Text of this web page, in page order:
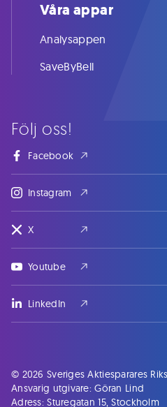
Följ oss!
Facebook
Instagram
X
Youtube
LinkedIn
Våra appar
Analysappen
SaveByBell
© 2026 Sveriges Aktiesparares
Ansvarig utgivare: Göran Lind
Adress: Sturegatan 15, Stockholm